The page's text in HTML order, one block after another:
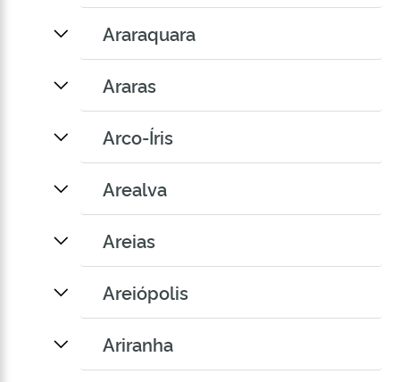
Araraquara
Araras
Arco-Íris
Arealva
Areias
Areiópolis
Ariranha